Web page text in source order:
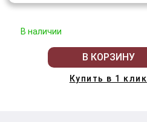
В наличии
В КОРЗИНУ
Купить в 1 клик